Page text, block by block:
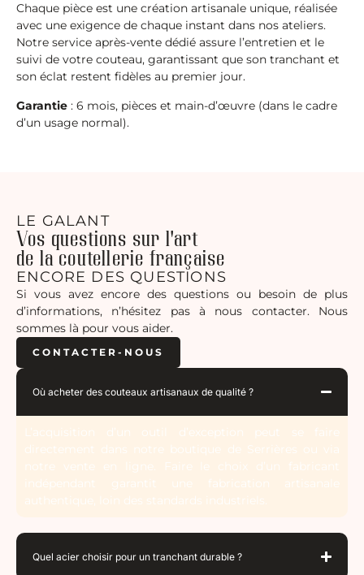
Chaque pièce est une création artisanale unique, réalisée
avec une exigence de chaque instant dans nos ateliers.
Notre service après-vente dédié assure l’entretien et le
suivi de votre couteau, garantissant que son tranchant et
son éclat restent fidèles au premier jour.
​Garantie : 6 mois, pièces et main-d’œuvre (dans le cadre
d’un usage normal).
LE GALANT
Vos questions sur l'art
de la coutellerie française
ENCORE DES QUESTIONS
Si vous avez encore des questions ou besoin de plus
d’informations, n’hésitez pas à nous contacter. Nous
sommes là pour vous aider.
CONTACTER-NOUS
Où acheter des couteaux artisanaux de qualité ?
L’acquisition d’un outil d’exception peut se faire
directement dans notre boutique de Serrières ou via
notre vente en ligne. Faire le choix d’un fabricant
indépendant garantit une fabrication artisanale
authentique, loin des standards industriels.
Quel acier choisir pour un tranchant durable ?